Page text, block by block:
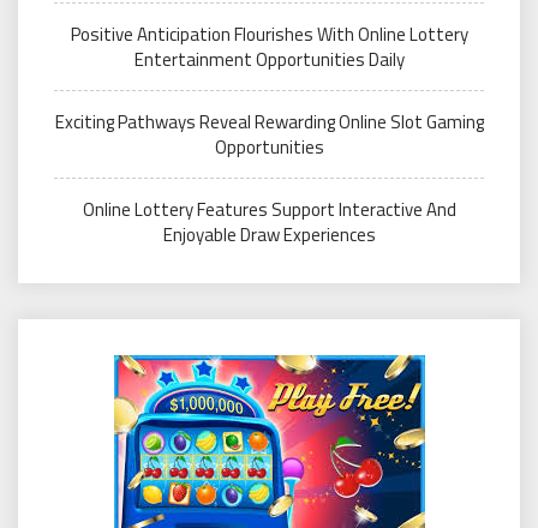
Positive Anticipation Flourishes With Online Lottery
Entertainment Opportunities Daily
Exciting Pathways Reveal Rewarding Online Slot Gaming
Opportunities
Online Lottery Features Support Interactive And
Enjoyable Draw Experiences